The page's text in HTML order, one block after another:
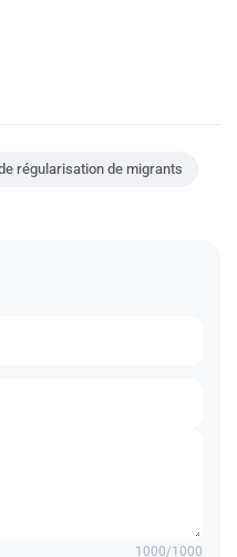
régularisation de migrants
1000/1000